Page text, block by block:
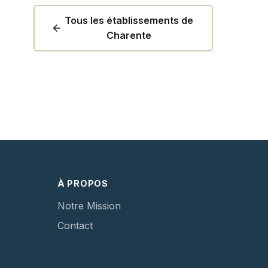
Tous les établissements de
Charente
À PROPOS
Notre Mission
Contact